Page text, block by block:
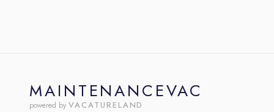
MAINTENANCEVAC
powered by VACATURELAND